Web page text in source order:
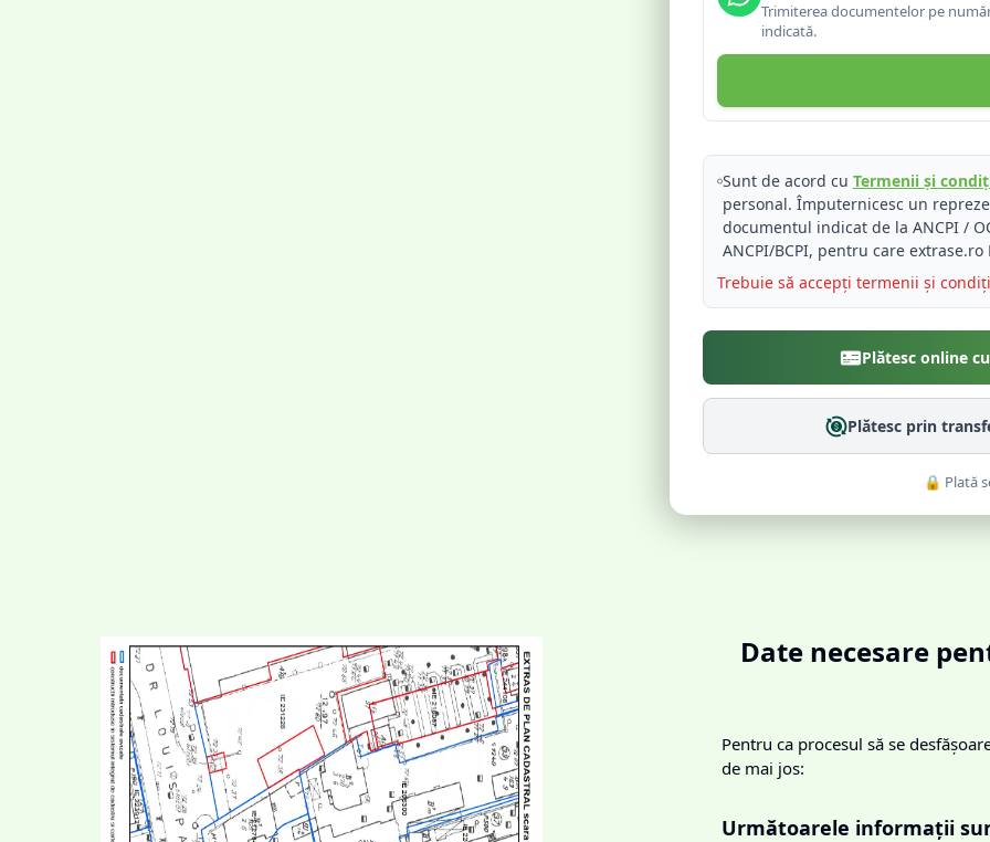
Trimiterea documentelor pe
indicată.
Sunt de acord cu Termenii și
personal. Împuternicesc un
documentul indicat de la ANCPI /
ANCPI/BCPI, pentru care
Trebuie să accepți termenii și
Plătesc online
Plătesc prin
🔒 Plată
Date necesare
Pentru ca procesul să se
de mai jos:
Următoarele informații